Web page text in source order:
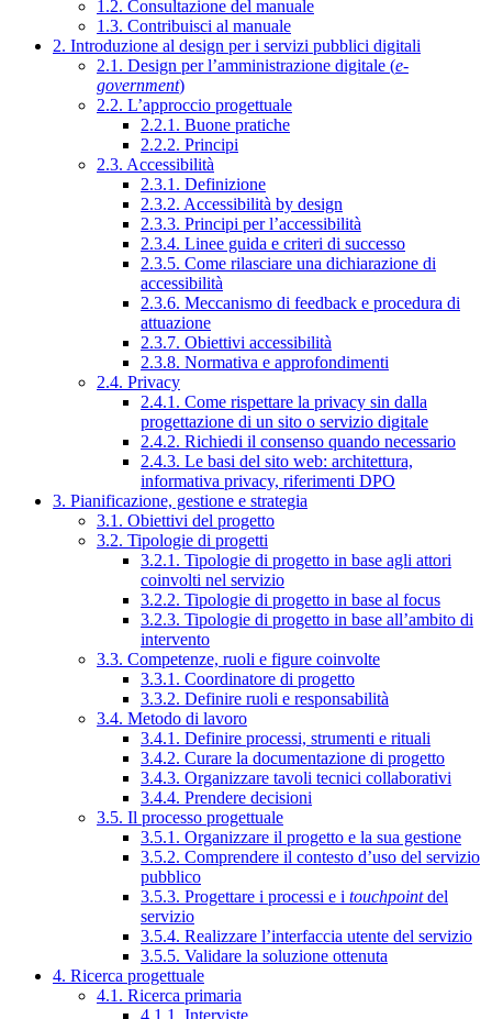
1.2. Consultazione del manuale
1.3. Contribuisci al manuale
2. Introduzione al design per i servizi pubblici digitali
2.1. Design per l’amministrazione digitale (e-
government)
2.2. L’approccio progettuale
2.2.1. Buone pratiche
2.2.2. Principi
2.3. Accessibilità
2.3.1. Definizione
2.3.2. Accessibilità by design
2.3.3. Principi per l’accessibilità
2.3.4. Linee guida e criteri di successo
2.3.5. Come rilasciare una dichiarazione di
accessibilità
2.3.6. Meccanismo di feedback e procedura di
attuazione
2.3.7. Obiettivi accessibilità
2.3.8. Normativa e approfondimenti
2.4. Privacy
2.4.1. Come rispettare la privacy sin dalla
progettazione di un sito o servizio digitale
2.4.2. Richiedi il consenso quando necessario
2.4.3. Le basi del sito web: architettura,
informativa privacy, riferimenti DPO
3. Pianificazione, gestione e strategia
3.1. Obiettivi del progetto
3.2. Tipologie di progetti
3.2.1. Tipologie di progetto in base agli attori
coinvolti nel servizio
3.2.2. Tipologie di progetto in base al focus
3.2.3. Tipologie di progetto in base all’ambito di
intervento
3.3. Competenze, ruoli e figure coinvolte
3.3.1. Coordinatore di progetto
3.3.2. Definire ruoli e responsabilità
3.4. Metodo di lavoro
3.4.1. Definire processi, strumenti e rituali
3.4.2. Curare la documentazione di progetto
3.4.3. Organizzare tavoli tecnici collaborativi
3.4.4. Prendere decisioni
3.5. Il processo progettuale
3.5.1. Organizzare il progetto e la sua gestione
3.5.2. Comprendere il contesto d’uso del servizio
pubblico
3.5.3. Progettare i processi e i touchpointdel
servizio
3.5.4. Realizzare l’interfaccia utente del servizio
3.5.5. Validare la soluzione ottenuta
4. Ricerca progettuale
4.1. Ricerca primaria
4.1.1. Interviste